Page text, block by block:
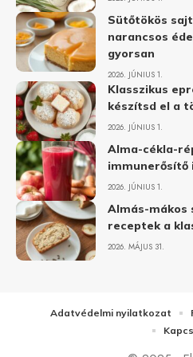
Sütőtökös
narancsos
gyorsan
2026. JÚNIUS 1.
Klasszikus
készítsd el a
2026. JÚNIUS 1.
Alma-cékla-
2026. JÚNIUS 1.
Almás-mákos
receptek a
2026. MÁJUS 31.
Adatvédelmi nyilatkozat